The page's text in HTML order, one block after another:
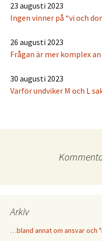
23 augusti 2023
Ingen vinner på “vi och
26 augusti 2023
Frågan är mer komplex
30 augusti 2023
Varför undviker M och L
Arkiv
…bland annat om ansvar och